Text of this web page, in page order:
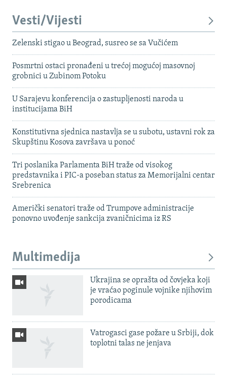
Vesti/Vijesti
Zelenski stigao u Beograd, susreo se sa Vučićem
Posmrtni ostaci pronađeni u trećoj mogućoj masovnoj
grobnici u Zubinom Potoku
U Sarajevu konferencija o zastupljenosti naroda u
institucijama BiH
Konstitutivna sjednica nastavlja se u subotu, ustavni rok za
Skupštinu Kosova završava u ponoć
Tri poslanika Parlamenta BiH traže od visokog
predstavnika i PIC-a poseban status za Memorijalni centar
Srebrenica
Američki senatori traže od Trumpove administracije
ponovno uvođenje sankcija zvaničnicima iz RS
Multimedija
Ukrajina se oprašta od čovjeka koji
je vraćao poginule vojnike njihovim
porodicama
Vatrogasci gase požare u Srbiji, dok
toplotni talas ne jenjava